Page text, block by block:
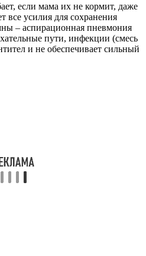
если мама их не кормит, даже
все усилия для сохранения
– аспирационная пневмония
пути, инфекции (смесь
и не обеспечивает сильный